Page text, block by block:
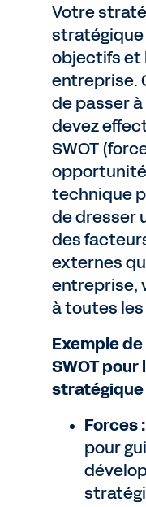
Votre
stratégique
objectifs et
entreprise.
de passer
devez
SWOT
technique
de dresser
des
externes
entreprise,
à toutes
Exemple
SWOT
stratégique
Forces :
pour